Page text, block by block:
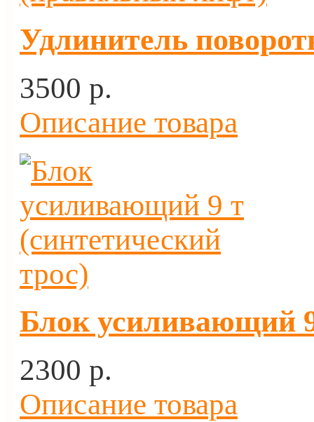
Удлинитель
3500 p.
Описание товара
Блок усиливающий
2300 p.
Описание товара